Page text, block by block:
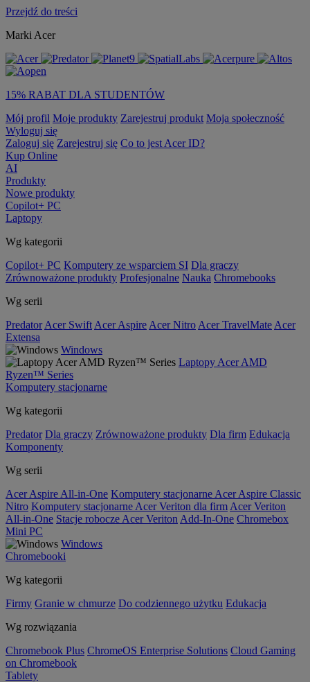
Przejdź do treści
Marki Acer
15% RABAT DLA STUDENTÓW
Mój profil Moje produkty Zarejestruj produkt Moja społeczność
Wyloguj się
Zaloguj się Zarejestruj się Co to jest Acer ID?
Kup Online
AI
Produkty
Nowe produkty
Copilot+ PC
Laptopy
Wg kategorii
Copilot+ PC Komputery ze wsparciem SI Dla graczy
Zrównoważone produkty Profesjonalne Nauka Chromebooks
Wg serii
Predator Acer Swift Acer Aspire Acer Nitro Acer TravelMate Acer
Extensa
Windows
Laptopy Acer AMD
Ryzen™ Series
Komputery stacjonarne
Wg kategorii
Predator Dla graczy Zrównoważone produkty Dla firm Edukacja
Komponenty
Wg serii
Acer Aspire All-in-One Komputery stacjonarne Acer Aspire Classic
Nitro Komputery stacjonarne Acer Veriton dla firm Acer Veriton
All-in-One Stacje robocze Acer Veriton Add-In-One Chromebox
Mini PC
Windows
Chromebooki
Wg kategorii
Firmy Granie w chmurze Do codziennego użytku Edukacja
Wg rozwiązania
Chromebook Plus ChromeOS Enterprise Solutions Cloud Gaming
on Chromebook
Tablety